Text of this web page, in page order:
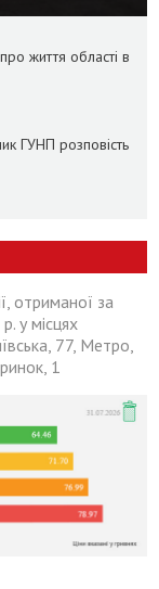
життя області в
ГУНП розповість
отриманої за
у місцях
77, Метро,
1